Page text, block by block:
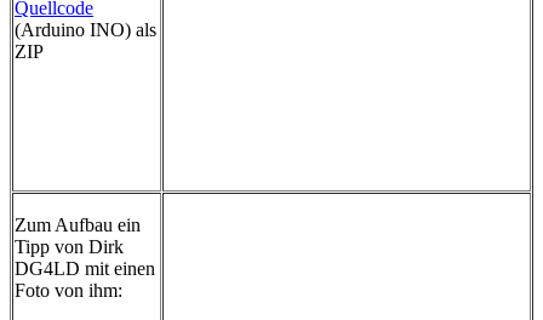
Quellcode
(Arduino INO) als
ZIP
Zum Aufbau ein
Tipp von Dirk
DG4LD mit einen
Foto von ihm: